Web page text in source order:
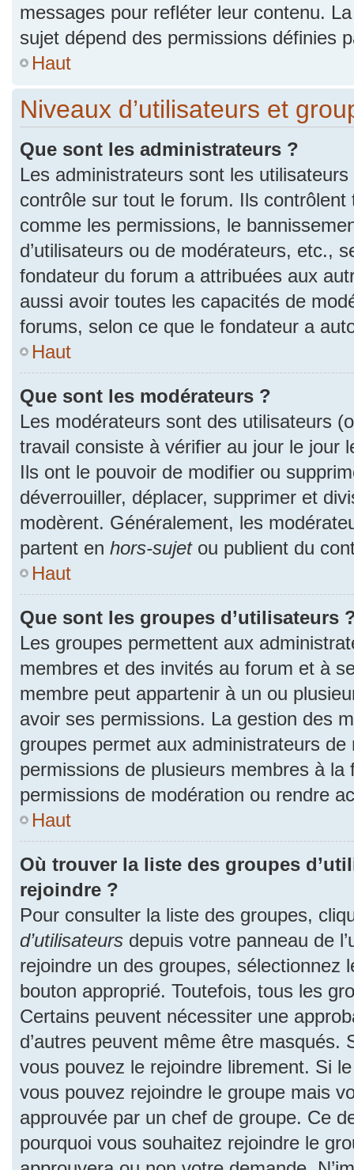
messages pour refléter leur contenu.
sujet dépend des permissions définies
Haut
Niveaux d’utilisateurs et
Que sont les administrateurs ?
Les administrateurs sont les
contrôle sur tout le forum. Ils
comme les permissions, le
d’utilisateurs ou de modérateurs, etc.,
fondateur du forum a attribuées aux
aussi avoir toutes les capacités de
forums, selon ce que le fondateur a
Haut
Que sont les modérateurs ?
Les modérateurs sont des utilisateurs
travail consiste à vérifier au jour le jour
Ils ont le pouvoir de modifier ou
déverrouiller, déplacer, supprimer et
modèrent. Généralement, les
partent en hors-sujetou publient du
Haut
Que sont les groupes d’utilisateurs
Les groupes permettent aux
membres et des invités au forum et à
membre peut appartenir à un ou
avoir ses permissions. La gestion des
groupes permet aux administrateurs
permissions de plusieurs membres à la
permissions de modération ou rendre
Haut
Où trouver la liste des groupes
rejoindre ?
Pour consulter la liste des groupes,
d’utilisateurs depuis votre panneau de
rejoindre un des groupes, sélectionnez
bouton approprié. Toutefois, tous les
Certains peuvent nécessiter une
d’autres peuvent même être
vous pouvez le rejoindre librement. Si
vous pouvez rejoindre le groupe mais
approuvée par un chef de groupe. Ce
pourquoi vous souhaitez rejoindre le